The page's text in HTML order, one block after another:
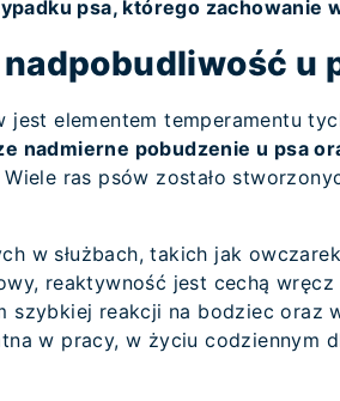
psa, którego zachowanie
u
jest elementem temperamentu
nadmierne pobudzenie u psa
Wiele ras psów zostało
w służbach, takich jak
reaktywność jest cechą wręcz
szybkiej reakcji na bodziec oraz
w pracy, w życiu codziennym